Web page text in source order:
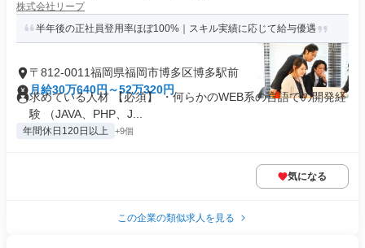
株式会社リープ
半年後の正社員登用率ほぼ100%｜スキル実績に応じて給与優遇
〒812-0011福岡県福岡市博多区博多駅前
月給30万640円～52万320円
求めている人材 【必須】 ・何らかのWEB系の⾔語での開発経
験 （JAVA、PHP、J...
年間休日120日以上 +9個
気になる
この企業の類似求人を見る